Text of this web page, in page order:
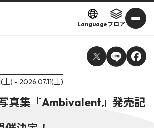
Languageフロア
土) - 2026.07.11(土)
真集『Ambivalent』発売記